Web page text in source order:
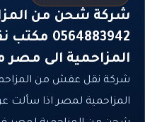
شركة شحن من
المزاحمية الى مصر
شركة نقل عفش من
المزاحمية لمصر اذا